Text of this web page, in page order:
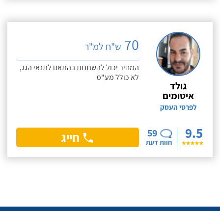
גולד
איטומים
לפרטי העסק
9.5
59
חוות דעת
70 ש"ח למ"ר
המחיר יכול להשתנות בהתאם לתנאי הגג,
לא כולל מע"מ
חייג